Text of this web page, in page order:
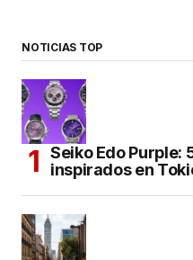
NOTICIAS TOP
Seiko Edo Purple:
inspirados en